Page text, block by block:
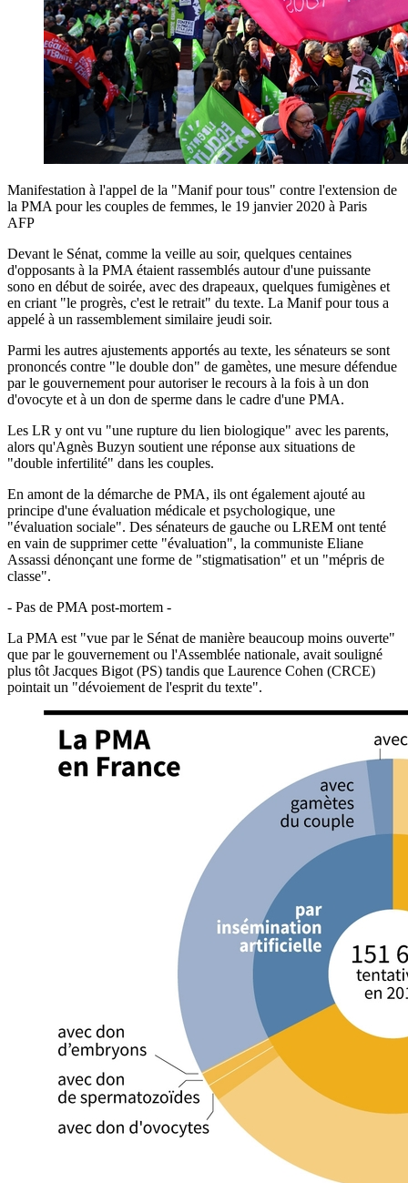
Manifestation à l'appel de la "Manif pour tous" contre l'extension de
la PMA pour les couples de femmes, le 19 janvier 2020 à Paris
AFP
Devant le Sénat, comme la veille au soir, quelques centaines
d'opposants à la PMA étaient rassemblés autour d'une puissante
sono en début de soirée, avec des drapeaux, quelques fumigènes et
en criant "le progrès, c'est le retrait" du texte. La Manif pour tous a
appelé à un rassemblement similaire jeudi soir.
Parmi les autres ajustements apportés au texte, les sénateurs se sont
prononcés contre "le double don" de gamètes, une mesure défendue
par le gouvernement pour autoriser le recours à la fois à un don
d'ovocyte et à un don de sperme dans le cadre d'une PMA.
Les LR y ont vu "une rupture du lien biologique" avec les parents,
alors qu'Agnès Buzyn soutient une réponse aux situations de
"double infertilité" dans les couples.
En amont de la démarche de PMA, ils ont également ajouté au
principe d'une évaluation médicale et psychologique, une
"évaluation sociale". Des sénateurs de gauche ou LREM ont tenté
en vain de supprimer cette "évaluation", la communiste Eliane
Assassi dénonçant une forme de "stigmatisation" et un "mépris de
classe".
- Pas de PMA post-mortem -
La PMA est "vue par le Sénat de manière beaucoup moins ouverte"
que par le gouvernement ou l'Assemblée nationale, avait souligné
plus tôt Jacques Bigot (PS) tandis que Laurence Cohen (CRCE)
pointait un "dévoiement de l'esprit du texte".